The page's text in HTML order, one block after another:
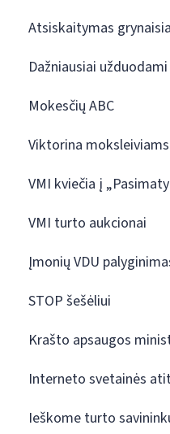
Atsiskaitymas
Dažniausiai
Mokesčių ABC
Viktorina moksleiviams
VMI kviečia į
VMI turto aukcionai
Įmonių VDU
STOP šešėliui
Krašto apsaugos
Interneto svetainės
Ieškome turto